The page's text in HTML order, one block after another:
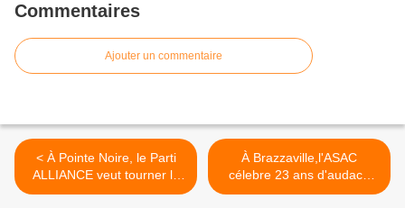
Commentaires
Ajouter un commentaire
< À Pointe Noire, le Parti
ALLIANCE veut tourner la
page de la présidentielle et
À Brazzaville,l'ASAC
célebre 23 ans d'audace
scientifique et de créativité